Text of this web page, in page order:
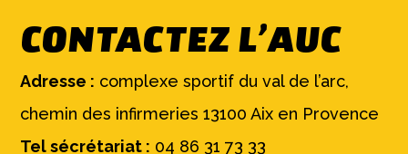
CONTACTEZ L’AUC
Adresse : complexe sportif du val de l’arc,
chemin des infirmeries 13100 Aix en Provence
Tel sécrétariat : 04 86 31 73 33